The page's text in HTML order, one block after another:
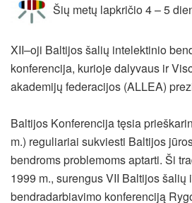
Šių metų lapkričio 4 – 5
XII–oji Baltijos šalių intelektinio
konferencija, kurioje dalyvaus ir
akademijų federacijos (ALLEA)
Baltijos Konferencija tęsia
m.) reguliariai sukviesti Baltijos
bendroms problemoms aptarti. Ši
1999 m., surengus VII Baltijos šalių
bendradarbiavimo konferenciją